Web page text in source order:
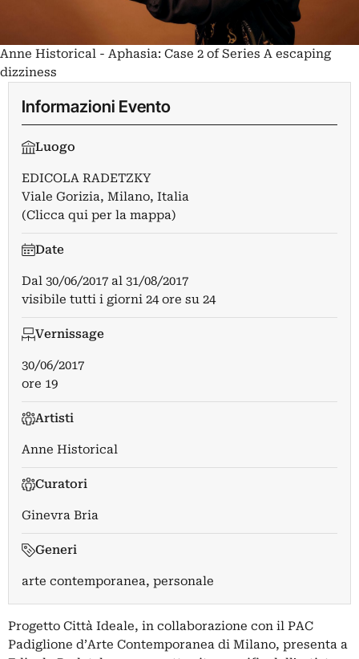
Anne Historical - Aphasia: Case 2 of Series A escaping
dizziness
Informazioni Evento
Luogo
EDICOLA RADETZKY
Viale Gorizia, Milano, Italia
(Clicca qui per la mappa)
Date
Dal 30/06/2017 al 31/08/2017
visibile tutti i giorni 24 ore su 24
Vernissage
30/06/2017
ore 19
Artisti
Anne Historical
Curatori
Ginevra Bria
Generi
arte contemporanea, personale
Progetto Città Ideale, in collaborazione con il PAC
Padiglione d’Arte Contemporanea di Milano, presenta a